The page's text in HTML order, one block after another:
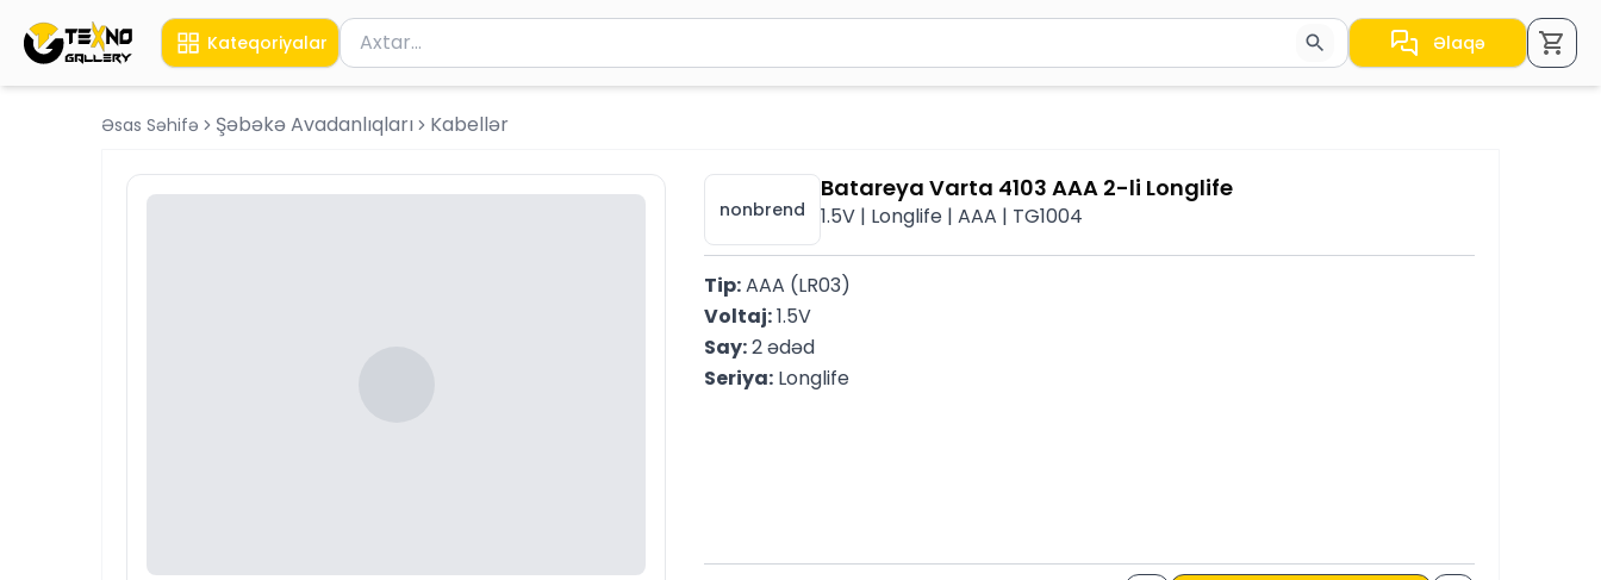
Kateqoriyalar Məhsul axtar
Axtarış üçün ən azı 2 simvol yazın. Göndərmək üçün Enter düyməsini basın və ya nəticələr arasında keçid etmək üçün ox
Əlaqə
Əsas Səhifə Şəbəkə Avadanlıqları Kabellər
nonbrend
Batareya Varta 4103 AAA 2-li Longlife
1.5V | Longlife | AAA | TG1004
Tip: AAA (LR03)
Voltaj: 1.5V
Say: 2 ədəd
Seriya: Longlife